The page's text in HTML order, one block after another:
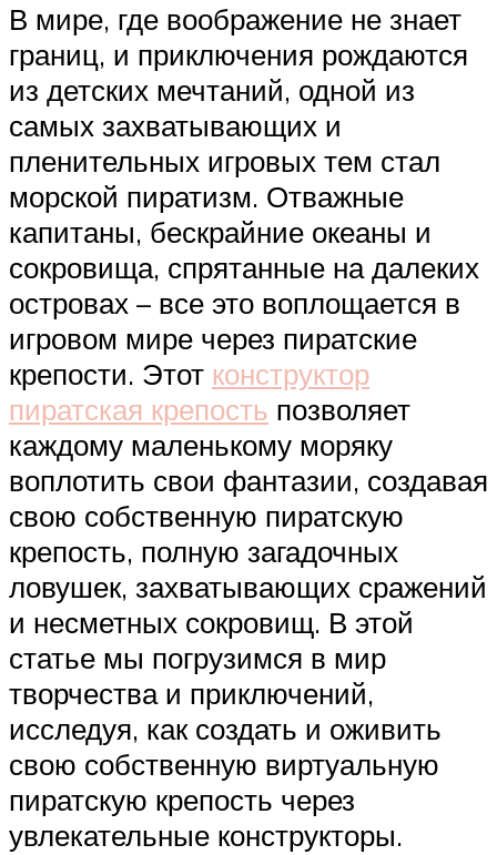
В мире, где воображение не знает
границ, и приключения рождаются
из детских мечтаний, одной из
самых захватывающих и
пленительных игровых тем стал
морской пиратизм. Отважные
капитаны, бескрайние океаны и
сокровища, спрятанные на далеких
островах – все это воплощается в
игровом мире через пиратские
крепости. Этот конструктор
пиратская крепость позволяет
каждому маленькому моряку
воплотить свои фантазии, создавая
свою собственную пиратскую
крепость, полную загадочных
ловушек, захватывающих сражений
и несметных сокровищ. В этой
статье мы погрузимся в мир
творчества и приключений,
исследуя, как создать и оживить
свою собственную виртуальную
пиратскую крепость через
увлекательные конструкторы.